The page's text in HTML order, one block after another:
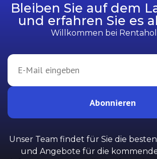
Bleiben Sie auf dem
und erfahren Sie es
Willkommen bei
Abonnieren
Unser Team findet für Sie die
und Angebote für die